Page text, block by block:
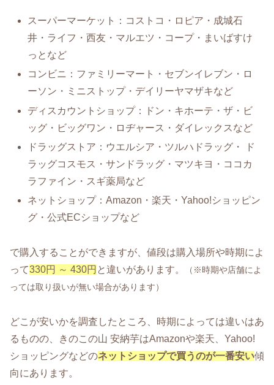
スーパーマーケット：コストコ・ロピア・成城石
井・ライフ・西友・マルエツ・コープ・まいばすけ
っとなど
コンビニ：ファミリーマート・セブンイレブン・ロ
ーソン・ミニストップ・デイリーヤマザキなど
ディスカウントショップ：ドン・キホーテ・ザ・ビ
ッグ・ビッグワン・ロヂャース・ダイレックスなど
ドラッグストア：ウエルシア・ツルハドラッグ・ ド
ラッグコスモス・サンドラッグ・マツキヨ・ココカ
ラファイン・スギ薬局など
ネットショップ：Amazon・楽天・Yahoo!ショッピン
グ・公式ECショップなど
で購入することができますが、値段は購入場所や時期によ
って330円 ～ 430円 と違いがあります。
（※時期や店舗によ
っては取り扱いが無い場合があります）
どこが安いかを調査したところ、時期によっては違いはあ
るものの、きのこの山 安納芋はAmazonや楽天、Yahoo!
ショッピングなどのネットショップで買うのが一番安い傾
向にあります。